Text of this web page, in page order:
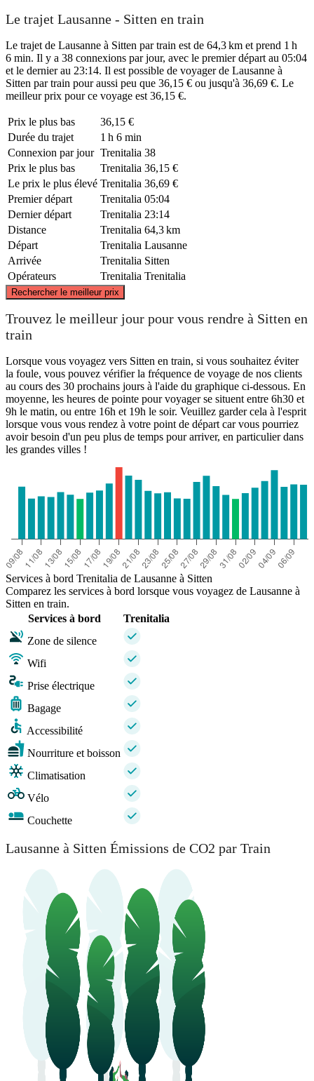
Le trajet Lausanne - Sitten en train
Le trajet de Lausanne à Sitten par train est de 64,3 km et prend 1 h
6 min. Il y a 38 connexions par jour, avec le premier départ au 05:04
et le dernier au 23:14. Il est possible de voyager de Lausanne à
Sitten par train pour aussi peu que 36,15 € ou jusqu'à 36,69 €. Le
meilleur prix pour ce voyage est 36,15 €.
Prix ​​le plus bas
36,15 €
Durée du trajet
1 h 6 min
Connexion par jour Trenitalia 38
Prix ​​le plus bas
Trenitalia 36,15 €
Le prix le plus élevé Trenitalia 36,69 €
Premier départ
Trenitalia 05:04
Dernier départ
Trenitalia 23:14
Distance
Trenitalia 64,3 km
Départ
Trenitalia Lausanne
Arrivée
Trenitalia Sitten
Opérateurs
Trenitalia Trenitalia
Rechercher le meilleur prix
Lausanne
©CARTO
Trouvez le meilleur jour pour vous rendre à Sitten en
train
Lorsque vous voyagez vers Sitten en train, si vous souhaitez éviter
la foule, vous pouvez vérifier la fréquence de voyage de nos clients
au cours des 30 prochains jours à l'aide du graphique ci-dessous. En
moyenne, les heures de pointe pour voyager se situent entre 6h30 et
9h le matin, ou entre 16h et 19h le soir. Veuillez garder cela à l'esprit
lorsque vous vous rendez à votre point de départ car vous pourriez
avoir besoin d'un peu plus de temps pour arriver, en particulier dans
les grandes villes !
Services à bord Trenitalia de Lausanne à Sitten
Comparez les services à bord lorsque vous voyagez de Lausanne à
Sitten en train.
Services à bord
Trenitalia
Zone de silence
Wifi
Prise électrique
Bagage
Accessibilité
Nourriture et boisson
Climatisation
Vélo
Couchette
Lausanne à Sitten Émissions de CO2 par Train